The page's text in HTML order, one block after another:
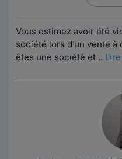
Vous estimez avoir été
société lors d’un vente
êtes une société et...